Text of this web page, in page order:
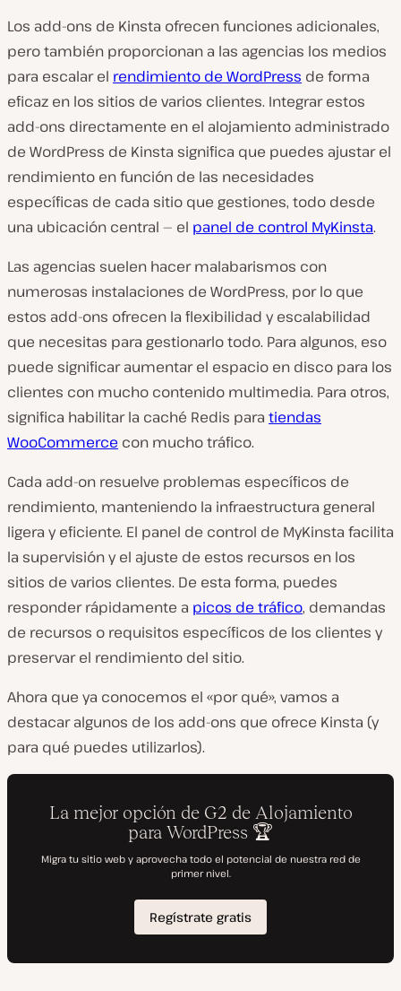
Los add-ons de Kinsta ofrecen funciones adicionales,
pero también proporcionan a las agencias los medios
para escalar el rendimiento de WordPress de forma
eficaz en los sitios de varios clientes. Integrar estos
add-ons directamente en el alojamiento administrado
de WordPress de Kinsta significa que puedes ajustar el
rendimiento en función de las necesidades
específicas de cada sitio que gestiones, todo desde
una ubicación central — el panel de control MyKinsta.
Las agencias suelen hacer malabarismos con
numerosas instalaciones de WordPress, por lo que
estos add-ons ofrecen la flexibilidad y escalabilidad
que necesitas para gestionarlo todo. Para algunos, eso
puede significar aumentar el espacio en disco para los
clientes con mucho contenido multimedia. Para otros,
significa habilitar la caché Redis para tiendas
WooCommerce con mucho tráfico.
Cada add-on resuelve problemas específicos de
rendimiento, manteniendo la infraestructura general
ligera y eficiente. El panel de control de MyKinsta facilita
la supervisión y el ajuste de estos recursos en los
sitios de varios clientes. De esta forma, puedes
responder rápidamente a picos de tráfico, demandas
de recursos o requisitos específicos de los clientes y
preservar el rendimiento del sitio.
Ahora que ya conocemos el «por qué», vamos a
destacar algunos de los add-ons que ofrece Kinsta (y
para qué puedes utilizarlos).